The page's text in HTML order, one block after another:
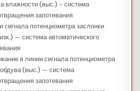
влажности (выс.) – система
запотевания
потенциометра заслонки
— система автоматического
в линии сигнала потенциометра
(выс.) — система
запотевания